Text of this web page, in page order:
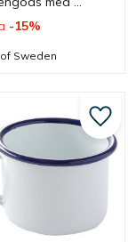
kant. En kopp
och tekopp.
15%
Sweden